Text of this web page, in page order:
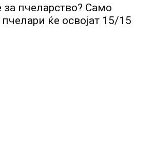
за пчеларство? Само
ќе освојат 15/15